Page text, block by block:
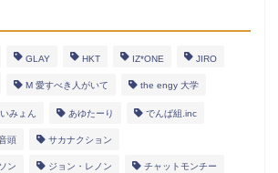
GLAY HKT IZ*ONE JIRO
M 愛すべき人がいて the engy 大学
みょん あゆたーり でんぱ組.inc
頭 サカナクション
ン ジョン・レノン チャットモンチー